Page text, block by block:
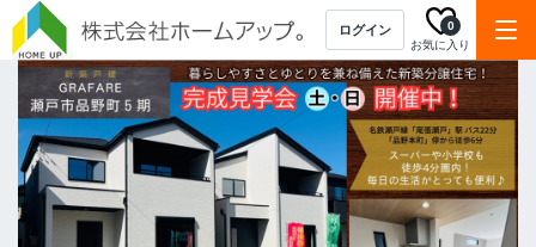
ログイン
お気に入り
0